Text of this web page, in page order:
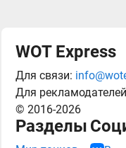
WOT Express
Для связи:
Для
© 2016-2026
Разделы